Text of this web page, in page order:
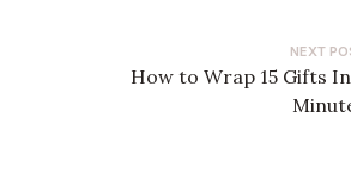
NEXT
How to Wrap 15 Gifts